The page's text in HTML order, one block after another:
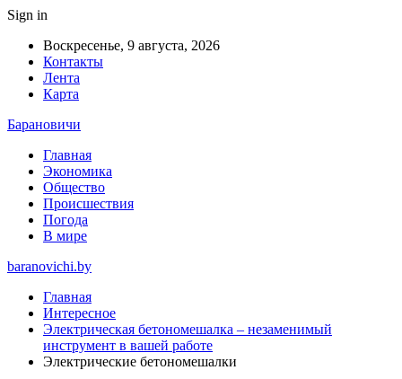
Sign in
Воскресенье, 9 августа, 2026
Контакты
Лента
Карта
Барановичи
Главная
Экономика
Общество
Происшествия
Погода
В мире
baranovichi.by
Главная
Интересное
Электрическая бетономешалка – незаменимый
инструмент в вашей работе
Электрические бетономешалки